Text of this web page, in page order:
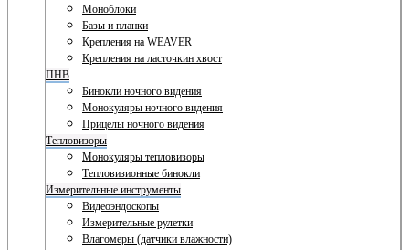
Моноблоки
Базы и планки
Крепления на WEAVER
Крепления на ласточкин хвост
ПНВ
Бинокли ночного видения
Монокуляры ночного видения
Прицелы ночного видения
Тепловизоры
Монокуляры тепловизоры
Тепловизионные бинокли
Измерительные инструменты
Видеоэндоскопы
Измерительные рулетки
Влагомеры (датчики влажности)